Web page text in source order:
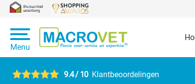
Menu
9.4 / 10 Klantbeoordelingen